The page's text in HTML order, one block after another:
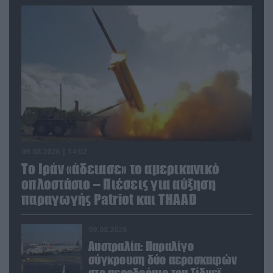
Το Ιράν «άδειασε» το αμερικανικό
οπλοστάσιο – Πιέσεις για αύξηση
παραγωγής Patriot και THAAD
Αυστραλία: Παραλίγο
σύγκρουση δύο αεροσκαφών